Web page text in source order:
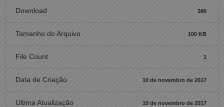
Download 386
Tamanho do Arquivo 100 KB
File Count 1
Data de Criação 10 de novembro de 2017
Ultima Atualização 10 de novembro de 2017